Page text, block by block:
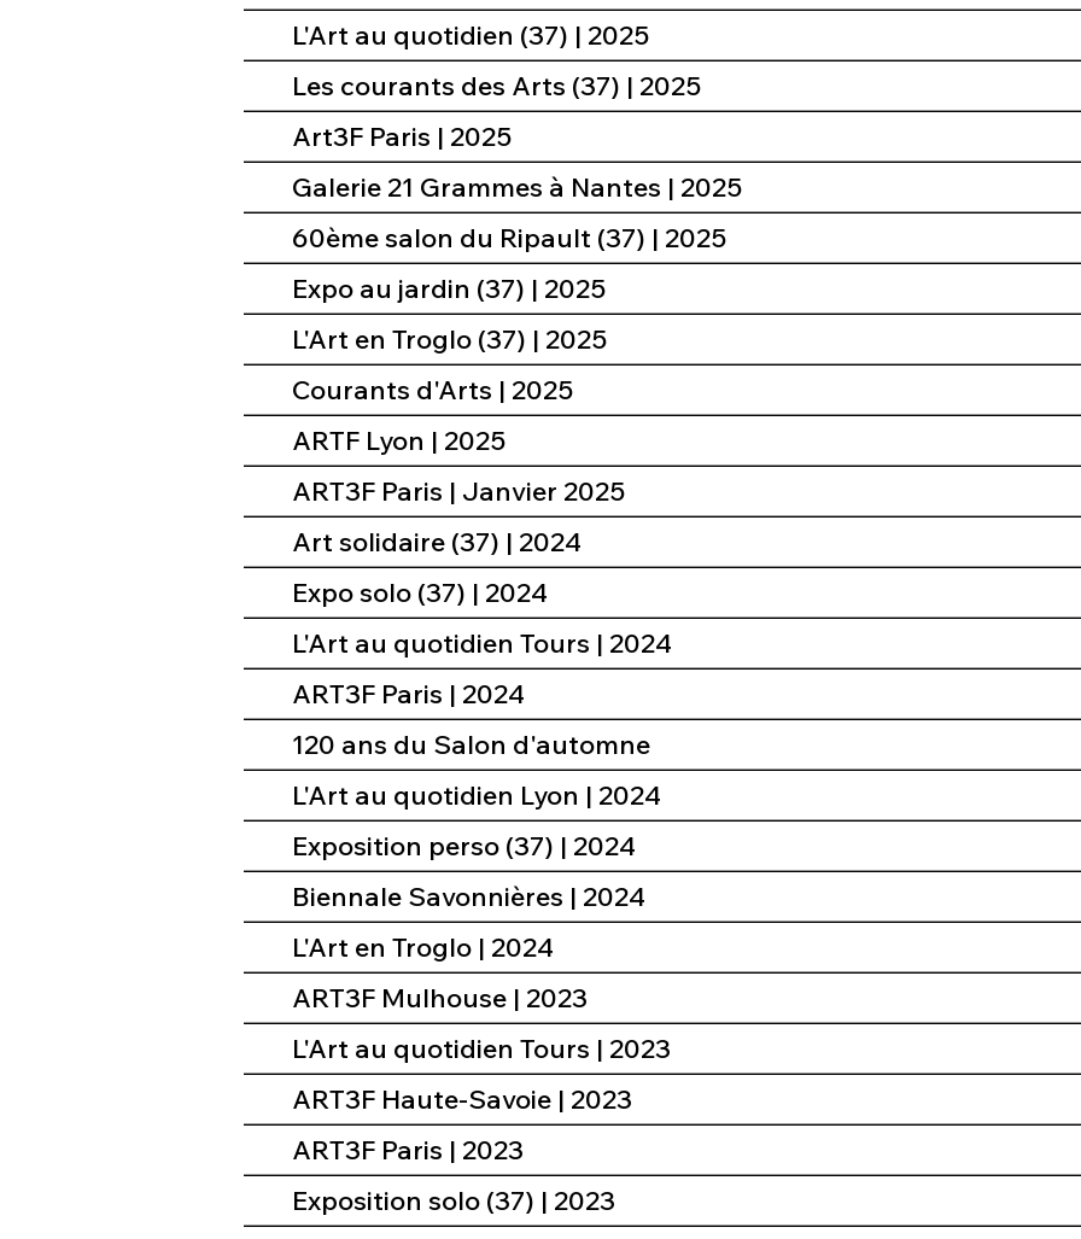
L'Art au quotidien (37) | 2025
Les courants des Arts (37) | 2025
Art3F Paris | 2025
Galerie 21 Grammes à Nantes | 2025
60ème salon du Ripault (37) | 2025
Expo au jardin (37) | 2025
L'Art en Troglo (37) | 2025
Courants d'Arts | 2025
ARTF Lyon | 2025
ART3F Paris | Janvier 2025
Art solidaire (37) | 2024
Expo solo (37) | 2024
L'Art au quotidien Tours | 2024
ART3F Paris | 2024
120 ans du Salon d'automne
L'Art au quotidien Lyon | 2024
Exposition perso (37) | 2024
Biennale Savonnières | 2024
L'Art en Troglo | 2024
ART3F Mulhouse | 2023
L'Art au quotidien Tours | 2023
ART3F Haute-Savoie | 2023
ART3F Paris | 2023
Exposition solo (37) | 2023